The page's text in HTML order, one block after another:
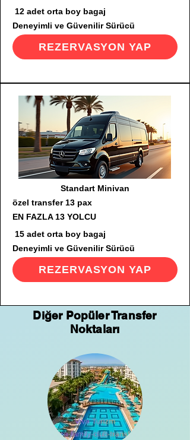
12 adet orta boy bagaj
Deneyimli ve Güvenilir Sürücü
REZERVASYON YAP
Standart Minivan
özel transfer 13 pax
EN FAZLA 13 YOLCU
15 adet orta boy bagaj
Deneyimli ve Güvenilir Sürücü
REZERVASYON YAP
Diğer Popüler Transfer
Noktaları